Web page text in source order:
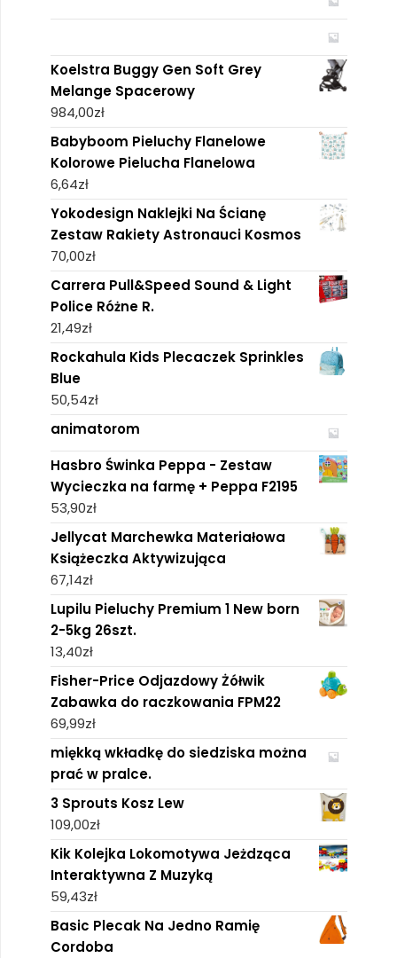
Koelstra Buggy Gen Soft Grey
Melange Spacerowy
984,00zł
Babyboom Pieluchy Flanelowe
Kolorowe Pielucha Flanelowa
6,64zł
Yokodesign Naklejki Na Ścianę
Zestaw Rakiety Astronauci Kosmos
70,00zł
Carrera Pull&Speed Sound & Light
Police Różne R.
21,49zł
Rockahula Kids Plecaczek Sprinkles
Blue
50,54zł
animatorom
Hasbro Świnka Peppa - Zestaw
Wycieczka na farmę + Peppa F2195
53,90zł
Jellycat Marchewka Materiałowa
Książeczka Aktywizująca
67,14zł
Lupilu Pieluchy Premium 1 New born
2-5kg 26szt.
13,40zł
Fisher-Price Odjazdowy Żółwik
Zabawka do raczkowania FPM22
69,99zł
miękką wkładkę do siedziska można
prać w pralce.
3 Sprouts Kosz Lew
109,00zł
Kik Kolejka Lokomotywa Jeżdząca
Interaktywna Z Muzyką
59,43zł
Basic Plecak Na Jedno Ramię
Cordoba